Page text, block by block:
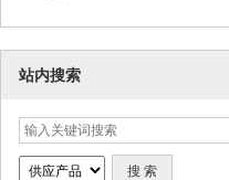
站内搜索